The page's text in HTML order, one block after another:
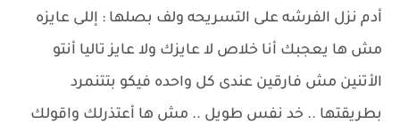
أدم نزل الفرشه على التسريحه ولف بصلها : إللى عايزه
مش ها يعجبك أنا خلاص لا عايزك ولا عايز تاليا أنتو
الأتنين مش فارقين عندى كل واحده فيكو بتتنمرد
بطريقتها .. خد نفس طويل .. مش ها أعتذرلك واقولك